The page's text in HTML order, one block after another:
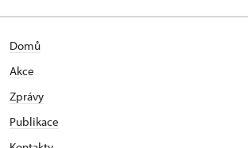
Domů
Akce
Zprávy
Publikace